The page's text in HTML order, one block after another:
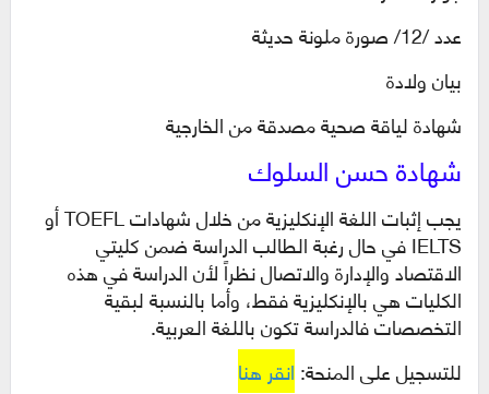
عدد /12/ صورة ملونة حديثة
بيان ولادة
شهادة لياقة صحية مصدقة من الخارجية
شهادة حسن السلوك
يجب إثبات اللغة الإنكليزية من خلال شهادات TOEFL أو
IELTS في حال رغبة الطالب الدراسة ضمن كليتي
الاقتصاد والإدارة والاتصال نظراً لأن الدراسة في هذه
الكليات هي بالإنكليزية فقط، وأما بالنسبة لبقية
التخصصات فالدراسة تكون باللغة العربية.
للتسجيل على المنحة:انقر هنا